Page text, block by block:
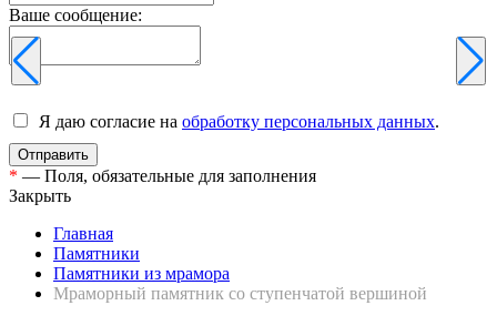
Ваше сообщение:
Я даю согласие на обработку персональных данных.
* — Поля, обязательные для заполнения
Закрыть
Главная
Памятники
Памятники из мрамора
Мраморный памятник со ступенчатой вершиной